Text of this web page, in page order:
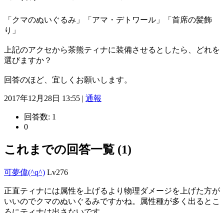
「クマのぬいぐるみ」「アマ・デトワール」「首席の髪飾
り」
上記のアクセから茶熊ティナに装備させるとしたら、どれを
選びますか？
回答のほど、宜しくお願いします。
2017年12月28日 13:55 | 通報
回答数: 1
0
これまでの回答一覧 (1)
可夢偉(^q^) Lv276
正直ティナには属性を上げるより物理ダメージを上げた方が
いいのでクマのぬいぐるみですかね。属性種が多く出るとこ